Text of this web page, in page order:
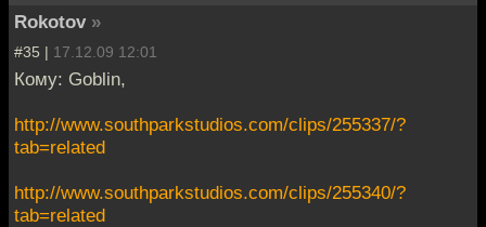
Rokotov »
#35 | 17.12.09 12:01
Кому: Goblin,
http://www.southparkstudios.com/clips/255337/?
tab=related
http://www.southparkstudios.com/clips/255340/?
tab=related